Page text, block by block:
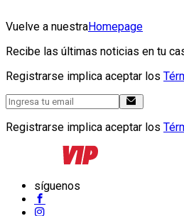
Vuelve a nuestraHomepage
Recibe las últimas noticias en tu
Registrarse implica aceptar los
Registrarse implica aceptar los
síguenos